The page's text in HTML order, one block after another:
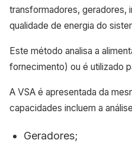
transformadores, geradores,
qualidade de energia do
Este método analisa a
fornecimento) ou é utilizado
A VSA é apresentada da
capacidades incluem a
Geradores;